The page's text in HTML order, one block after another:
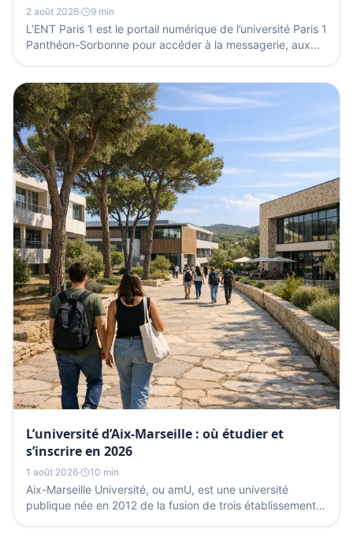
2 août 2026· 9 min
L’ENT Paris 1 est le portail numérique de l’université Paris 1
Panthéon-Sorbonne pour accéder à la messagerie, aux
L’université d’Aix-Marseille : où étudier et
s’inscrire en 2026
1 août 2026· 10 min
Aix-Marseille Université, ou amU, est une université
publique née en 2012 de la fusion de trois établissements